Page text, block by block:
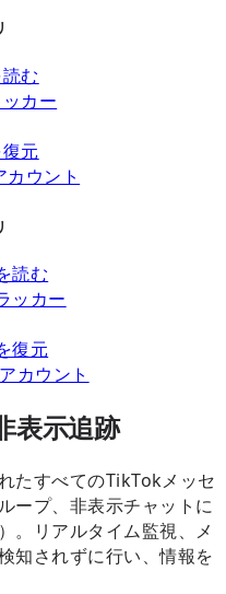
む
カー
元
ウント
読む
ッカー
復元
カウント
表示追跡
たすべてのTikTokメッセ
ープ、非表示チャットに
。リアルタイム監視、メ
知されずに行い、情報を